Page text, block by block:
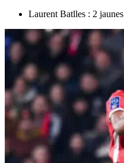
Laurent Batlles : 2 jaunes